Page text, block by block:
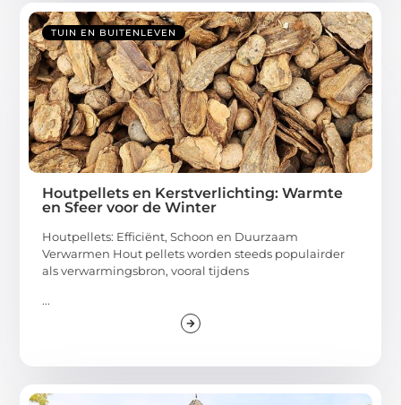
TUIN EN BUITENLEVEN
Houtpellets en Kerstverlichting: Warmte
en Sfeer voor de Winter
Houtpellets: Efficiënt, Schoon en Duurzaam
Verwarmen Hout pellets worden steeds populairder
als verwarmingsbron, vooral tijdens
...